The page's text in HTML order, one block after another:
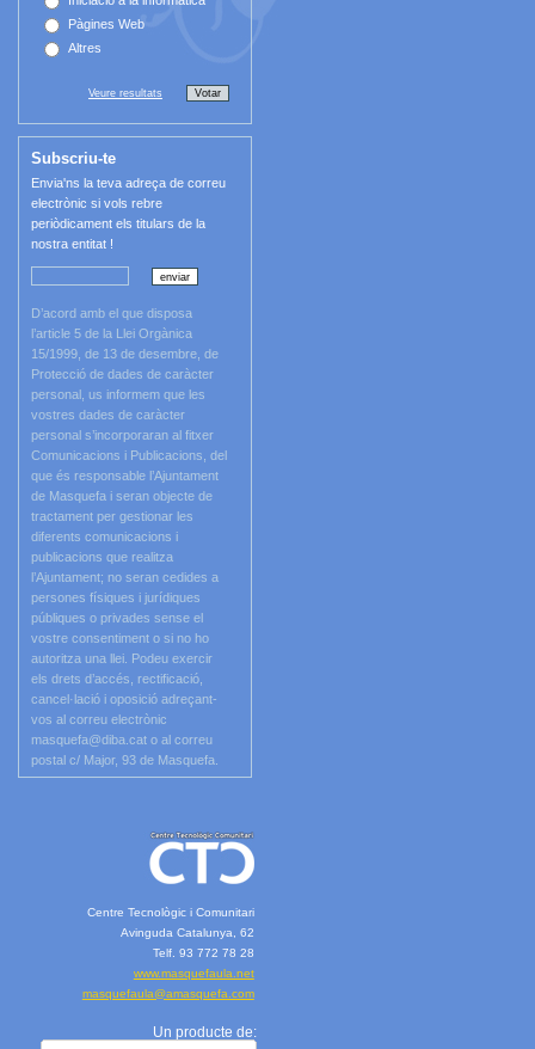
Pàgines Web
Altres
Veure resultats
Subscriu-te
Envia'ns la teva adreça de correu
electrònic si vols rebre
periòdicament els titulars de la
nostra entitat !
D’acord amb el que disposa
l’article 5 de la Llei Orgànica
15/1999, de 13 de desembre, de
Protecció de dades de caràcter
personal, us informem que les
vostres dades de caràcter
personal s’incorporaran al fitxer
Comunicacions i Publicacions, del
que és responsable l’Ajuntament
de Masquefa i seran objecte de
tractament per gestionar les
diferents comunicacions i
publicacions que realitza
l’Ajuntament; no seran cedides a
persones físiques i jurídiques
públiques o privades sense el
vostre consentiment o si no ho
autoritza una llei. Podeu exercir
els drets d’accés, rectificació,
cancel·lació i oposició adreçant-
vos al correu electrònic
masquefa@diba.cat o al correu
postal c/ Major, 93 de Masquefa.
Centre Tecnològic i Comunitari
Avinguda Catalunya, 62
Telf. 93 772 78 28
www.masquefaula.net
masquefaula@amasquefa.com
Un producte de: